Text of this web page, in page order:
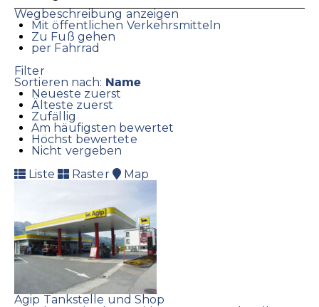
Wegbeschreibung anzeigen
Mit öffentlichen Verkehrsmitteln
Zu Fuß gehen
per Fahrrad
Filter
Sortieren nach: Name
Neueste zuerst
Älteste zuerst
Zufällig
Am häufigsten bewertet
Höchst bewertete
Nicht vergeben
Liste
Raster Map
Agip Tankstelle und Shop